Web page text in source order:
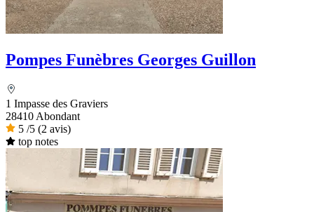
Pompes Funèbres Georges Guillon
1 Impasse des Graviers
28410 Abondant
5 /5 (2 avis)
top notes